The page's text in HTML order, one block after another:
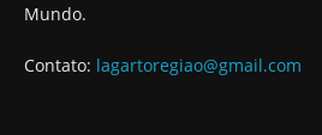
Mundo.
Contato: lagartoregiao@gmail.com